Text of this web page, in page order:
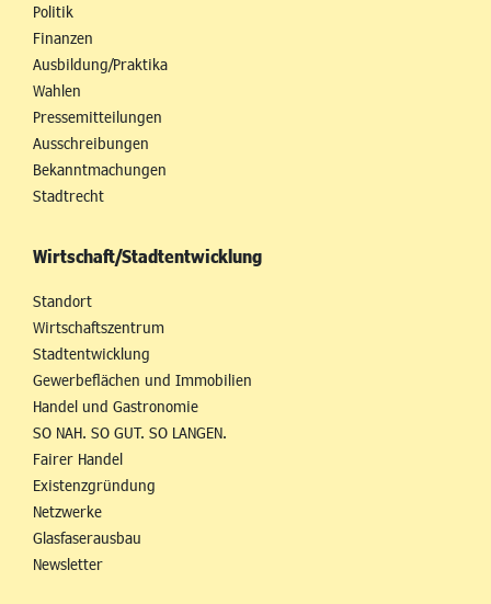
Politik
Finanzen
Ausbildung/Praktika
Wahlen
Pressemitteilungen
Ausschreibungen
Bekanntmachungen
Stadtrecht
Wirtschaft/Stadtentwicklung
Standort
Wirtschaftszentrum
Stadtentwicklung
Gewerbeflächen und Immobilien
Handel und Gastronomie
SO NAH. SO GUT. SO LANGEN.
Fairer Handel
Existenzgründung
Netzwerke
Glasfaserausbau
Newsletter